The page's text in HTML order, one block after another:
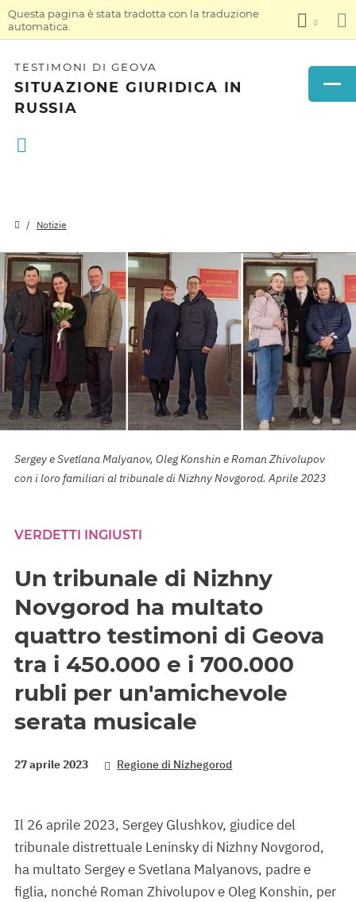
Questa pagina è stata tradotta con la traduzione
automatica.
TESTIMONI DI GEOVA
SITUAZIONE GIURIDICA IN
RUSSIA
Notizie
Sergey e Svetlana Malyanov, Oleg Konshin e Roman Zhivolupov
con i loro familiari al tribunale di Nizhny Novgorod. Aprile 2023
VERDETTI INGIUSTI
Un tribunale di Nizhny
Novgorod ha multato
quattro testimoni di Geova
tra i 450.000 e i 700.000
rubli per un'amichevole
serata musicale
27 aprile 2023 Regione di Nizhegorod
Il 26 aprile 2023, Sergey Glushkov, giudice del
tribunale distrettuale Leninsky di Nizhny Novgorod,
ha multato Sergey e Svetlana Malyanovs, padre e
figlia, nonché Roman Zhivolupov e Oleg Konshin, per